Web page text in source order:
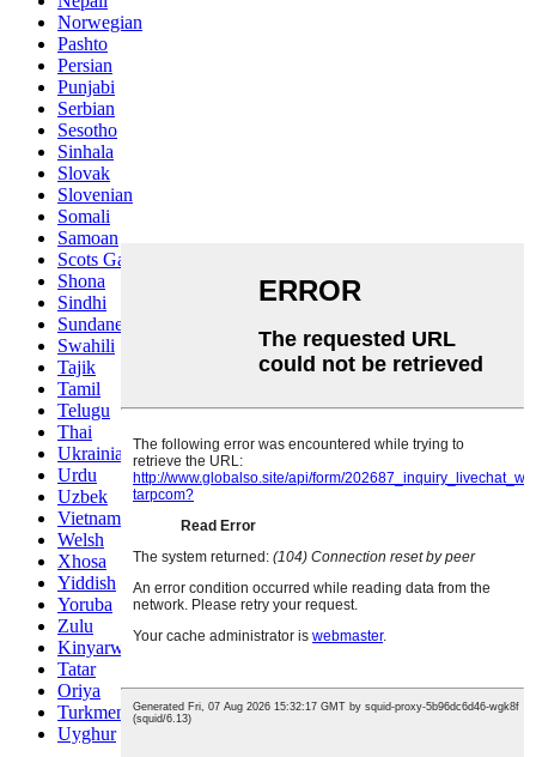
Norwegian
Pashto
Persian
Punjabi
Serbian
Sesotho
Sinhala
Slovak
Slovenian
Somali
Samoan
Scots Gaelic
Shona
Sindhi
Sundanese
Swahili
Tajik
Tamil
Telugu
Thai
Ukrainian
Urdu
Uzbek
Vietnamese
Welsh
Xhosa
Yiddish
Yoruba
Zulu
Kinyarwanda
Tatar
Oriya
Turkmen
Uyghur